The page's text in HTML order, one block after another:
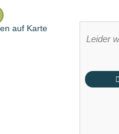
Leider